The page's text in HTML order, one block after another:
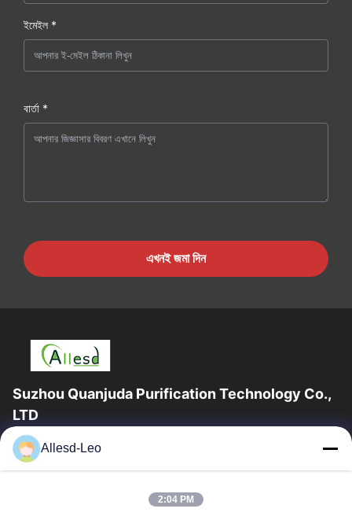
ইমেইল *
বার্তা *
এখনই জমা দিন
Suzhou Quanjuda Purification Technology Co.,
LTD
16 বছরের অভিজ্ঞতা, ESD এবং Cleanroom পণ্যগুলির একটি নেতৃস্থানীয়
প্রস্তুতকারক এবং রপ্তানিকারক হিসাবে, আমরা ESD এবং Cleanroom সরঞ্জাম এবং
Allesd-Leo
2:04 PM